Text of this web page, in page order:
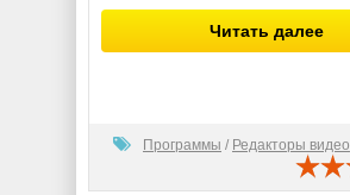
Читать далее
Программы / Редакторы видео